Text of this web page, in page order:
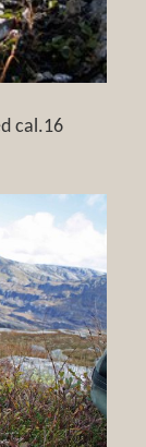
cal.16